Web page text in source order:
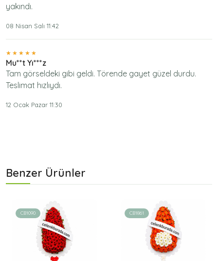
yakındı.
08 Nisan Salı 11:42
Mu**t Yı***z
Tam görseldeki gibi geldi. Törende gayet güzel durdu.
Teslimat hızlıydı.
12 Ocak Pazar 11:30
Benzer Ürünler
CB1090 CB1861